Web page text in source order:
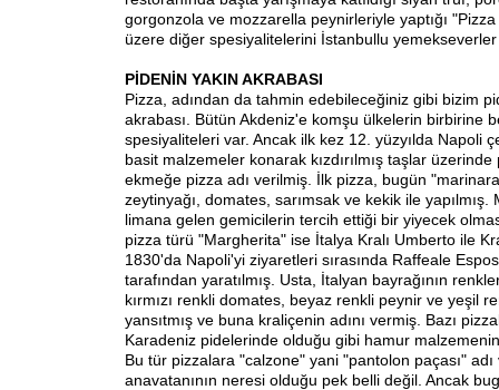
gorgonzola ve mozzarella peynirleriyle yaptığı
üzere diğer spesiyalitelerini İstanbullu
PİDENİN YAKIN AKRABASI
Pizza, adından da tahmin edebileceğiniz gibi bizim
akrabası. Bütün Akdeniz'e komşu ülkelerin birbirine
spesiyaliteleri var. Ancak ilk kez 12. yüzyılda Napoli
basit malzemeler konarak kızdırılmış taşlar üzerinde
ekmeğe pizza adı verilmiş. İlk pizza, bugün
zeytinyağı, domates, sarımsak ve kekik ile yapılmış.
limana gelen gemicilerin tercih ettiği bir yiyecek
pizza türü "Margherita" ise İtalya Kralı Umberto ile
1830'da Napoli'yi ziyaretleri sırasında Raffeale
tarafından yaratılmış. Usta, İtalyan bayrağının
kırmızı renkli domates, beyaz renkli peynir ve yeşil
yansıtmış ve buna kraliçenin adını vermiş. Bazı
Karadeniz pidelerinde olduğu gibi hamur
Bu tür pizzalara "calzone" yani "pantolon paçası"
anavatanının neresi olduğu pek belli değil. Ancak